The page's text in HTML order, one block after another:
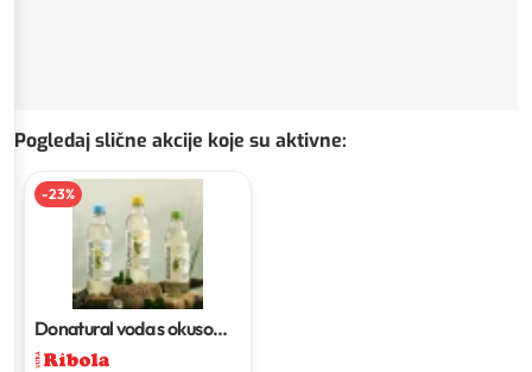
Pogledaj slične akcije koje su aktivne:
-23%
Donatural voda s okusom
l